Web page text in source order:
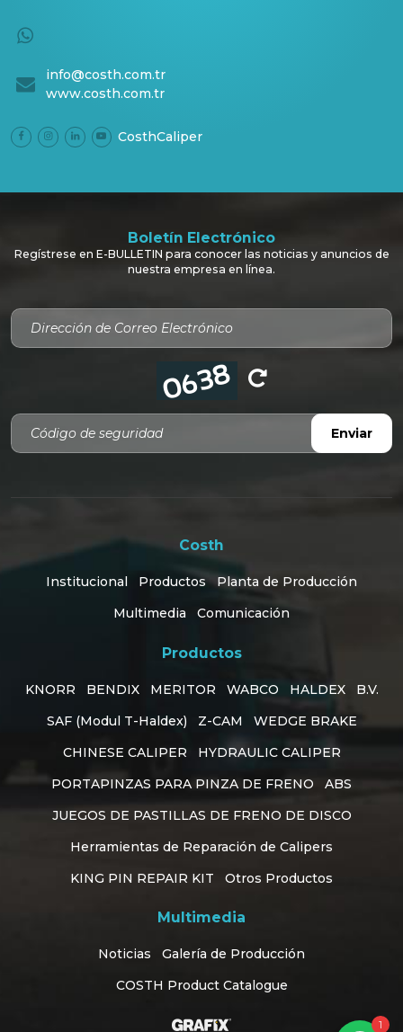
info@costh.com.tr
www.costh.com.tr
CosthCaliper
Boletín Electrónico
Regístrese en E-BULLETIN para conocer las noticias y anuncios de
nuestra empresa en línea.
Código de seguridad
Enviar
Costh
Institucional Productos
Planta de Producción
Multimedia
Comunicación
Productos
KNORR BENDIX MERITOR WABCO HALDEX
B.V.
SAF (Modul T-Haldex)
Z-CAM
WEDGE BRAKE
CHINESE CALIPER
HYDRAULIC CALIPER
PORTAPINZAS PARA PINZA DE FRENO
ABS
JUEGOS DE PASTILLAS DE FRENO DE DISCO
Herramientas de Reparación de Calipers
KING PIN REPAIR KIT
Otros Productos
Multimedia
Noticias
Galería de Producción
COSTH Product Catalogue
Diseño Web Konya 1
Customer Support